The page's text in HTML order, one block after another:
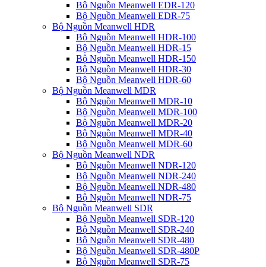
Bộ Nguồn Meanwell EDR-120
Bộ Nguồn Meanwell EDR-75
Bộ Nguồn Meanwell HDR
Bộ Nguồn Meanwell HDR-100
Bộ Nguồn Meanwell HDR-15
Bộ Nguồn Meanwell HDR-150
Bộ Nguồn Meanwell HDR-30
Bộ Nguồn Meanwell HDR-60
Bộ Nguồn Meanwell MDR
Bộ Nguồn Meanwell MDR-10
Bộ Nguồn Meanwell MDR-100
Bộ Nguồn Meanwell MDR-20
Bộ Nguồn Meanwell MDR-40
Bộ Nguồn Meanwell MDR-60
Bộ Nguồn Meanwell NDR
Bộ Nguồn Meanwell NDR-120
Bộ Nguồn Meanwell NDR-240
Bộ Nguồn Meanwell NDR-480
Bộ Nguồn Meanwell NDR-75
Bộ Nguồn Meanwell SDR
Bộ Nguồn Meanwell SDR-120
Bộ Nguồn Meanwell SDR-240
Bộ Nguồn Meanwell SDR-480
Bộ Nguồn Meanwell SDR-480P
Bộ Nguồn Meanwell SDR-75